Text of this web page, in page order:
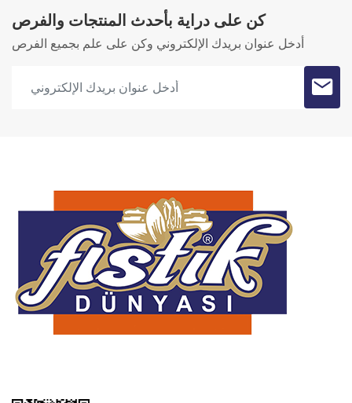
Oylama
كن على دراية بأحدث المنتجات والفرص
أدخل عنوان بريدك الإلكتروني وكن على علم بجميع الفرص